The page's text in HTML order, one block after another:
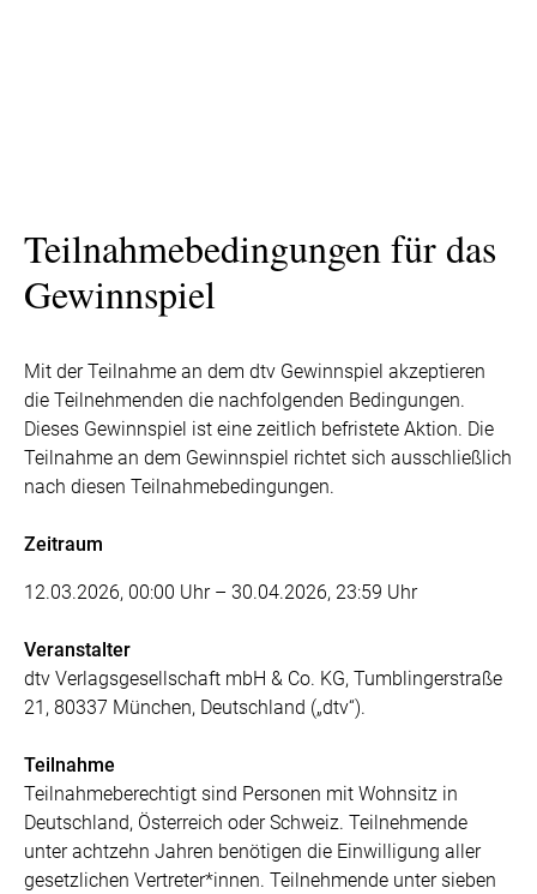
Teilnahmebedingungen für das
Gewinnspiel
Mit der Teilnahme an dem dtv Gewinnspiel akzeptieren
die Teilnehmenden die nachfolgenden Bedingungen.
Dieses Gewinnspiel ist eine zeitlich befristete Aktion. Die
Teilnahme an dem Gewinnspiel richtet sich ausschließlich
nach diesen Teilnahmebedingungen.
Zeitraum
12.03.2026, 00:00 Uhr – 30.04.2026, 23:59 Uhr
Veranstalter
dtv Verlagsgesellschaft mbH & Co. KG, Tumblingerstraße
21, 80337 München, Deutschland („dtv“).
Teilnahme
Teilnahmeberechtigt sind Personen mit Wohnsitz in
Deutschland, Österreich oder Schweiz. Teilnehmende
unter achtzehn Jahren benötigen die Einwilligung aller
gesetzlichen Vertreter*innen. Teilnehmende unter sieben